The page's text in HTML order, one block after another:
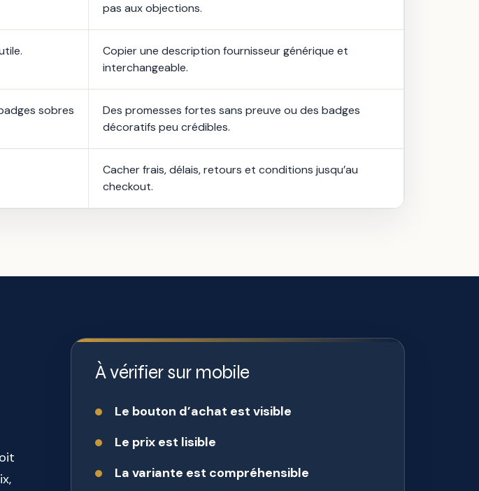
pas aux objections.
Copier une description fournisseur générique et
interchangeable.
sobres
Des promesses fortes sans preuve ou des badges
décoratifs peu crédibles.
Cacher frais, délais, retours et conditions jusqu’au
checkout.
À vérifier sur mobile
Le bouton d’achat est visible
Le prix est lisible
La variante est compréhensible